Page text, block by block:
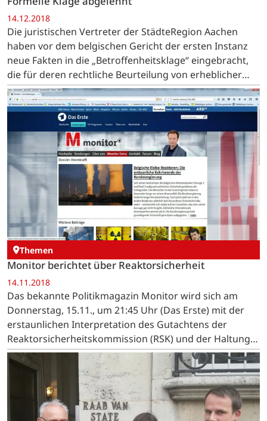
14.12.2018
Die juristischen Vertreter der StädteRegion Aachen
haben vor dem belgischen Gericht der ersten Instanz
neue Fakten in die „Betroffenheitsklage“ eingebracht,
die für deren rechtliche Beurteilung von erheblicher
Bedeutung sind. Es geht um Bröckelbeton, fehlende…
Themen
Monitor berichtet über Reaktorsicherheit
14.11.2018
Das bekannte Politikmagazin Monitor wird sich am
Donnerstag, 15.11., um 21:45 Uhr (Das Erste) mit der
erstaunlichen Interpretation des Gutachtens der
Reaktorsicherheitskommission (RSK) und der Haltung
der Bunderegierung beschäftigen.